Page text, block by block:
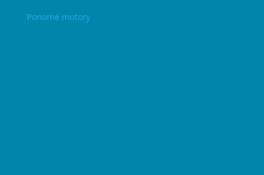
Ponorné motory